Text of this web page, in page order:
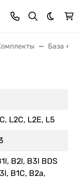
Темная
База +
L2C, L2E, L5
B2l, B3l BDS
B1C, B2a,